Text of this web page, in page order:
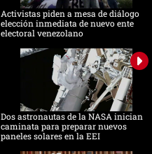
Activistas piden a mesa de diálogo
elección inmediata de nuevo ente
electoral venezolano
Dos astronautas de la NASA inician
caminata para preparar nuevos
paneles solares en la EEI